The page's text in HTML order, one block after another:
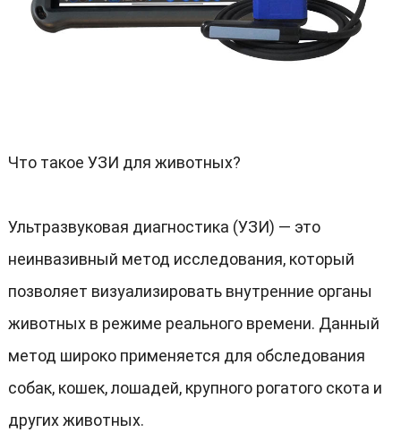
Что такое УЗИ для животных?
Ультразвуковая диагностика (УЗИ) — это
неинвазивный метод исследования, который
позволяет визуализировать внутренние органы
животных в режиме реального времени. Данный
метод широко применяется для обследования
собак, кошек,лошадей, крупного рогатого скота и
других животных.